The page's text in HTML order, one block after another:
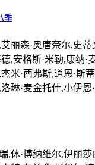
季
丽森·奥唐奈尔,史蒂
,安格斯·米勒,康纳·
米·西弗斯,道恩·斯
琳·麦金托什,小伊恩
,休·博纳维尔,伊丽莎